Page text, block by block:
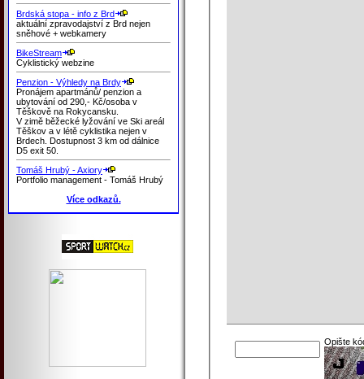
Brdská stopa - info z Brd
aktuální zpravodajství z Brd nejen
sněhové + webkamery
BikeStream
Cyklistický webzine
Penzion - Výhledy na Brdy
Pronájem apartmánů/ penzion a
ubytování od 290,- Kč/osoba v
Těškově na Rokycansku.
V zimě běžecké lyžování ve Ski areál
Těškov a v létě cyklistika nejen v
Brdech. Dostupnost 3 km od dálnice
D5 exit 50.
Tomáš Hrubý - Axiory
Portfolio management - Tomáš Hrubý
Více odkazů.
Opište